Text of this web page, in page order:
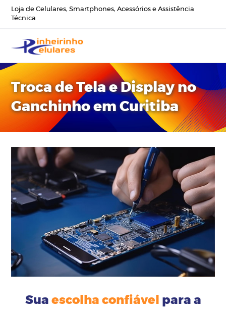
Loja de Celulares, Smartphones, Acessórios e Assistência
Técnica
Troca de Tela e Display no
Ganchinho em Curitiba
Sua escolha confiável para a